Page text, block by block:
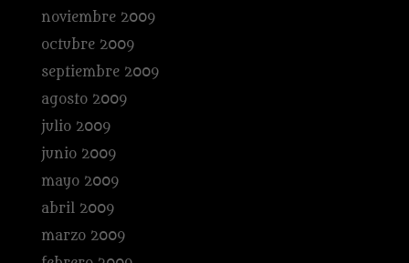
noviembre 2009
octubre 2009
septiembre 2009
agosto 2009
julio 2009
junio 2009
mayo 2009
abril 2009
marzo 2009